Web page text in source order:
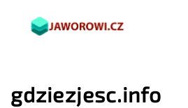
gdziezjesc.info